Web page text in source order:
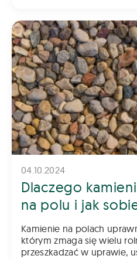
04.10.2024
Dlaczego
na polu i jak
Kamienie na polach
którym zmaga się wielu
przeszkadzać w uprawie,